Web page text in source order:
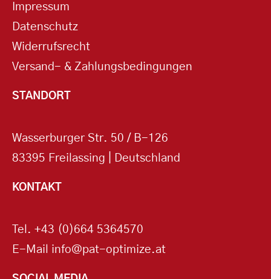
Impressum
Datenschutz
Widerrufsrecht
Versand- & Zahlungsbedingungen
STANDORT
Wasserburger Str. 50 / B-126
83395 Freilassing | Deutschland
KONTAKT
Tel. +43 (0)664 5364570
E-Mail info@pat-optimize.at